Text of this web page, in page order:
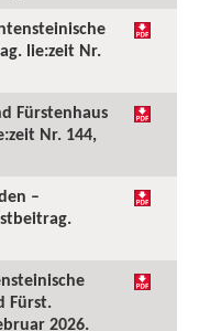
lie:zeit Nr.
Fürstenhaus
Nr. 144,
–
Fürst.
2026.